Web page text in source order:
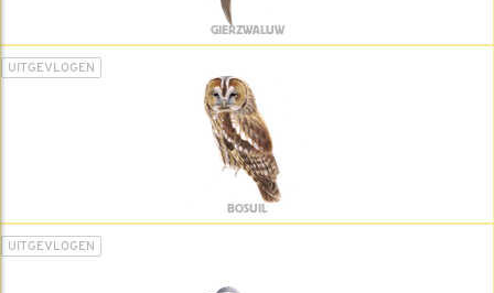
GIERZWALUW
UITGEVLOGEN
BOSUIL
UITGEVLOGEN